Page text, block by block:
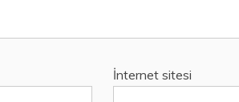
İnternet sitesi